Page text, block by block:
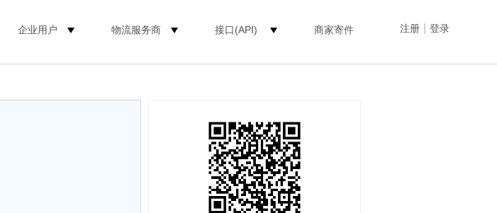
注册 登录
企业用户 物流服务商 接口(API) 商家寄件